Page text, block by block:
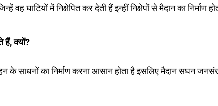
वह घाटियों में निक्षेपित कर देती हैं इन्हीं निक्षेपों से मैदान का निर्माण
हैं, क्यों?
के साधनों का निर्माण करना आसान होता है इसलिए मैदान सघन